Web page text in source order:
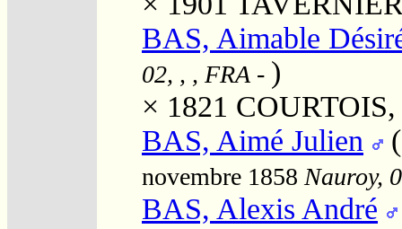
BAS, Aimable
02, , , FRA - )
× 1821 COURTOIS,
BAS, Aimé Julien
novembre 1858 Nauroy,
BAS, Alexis André